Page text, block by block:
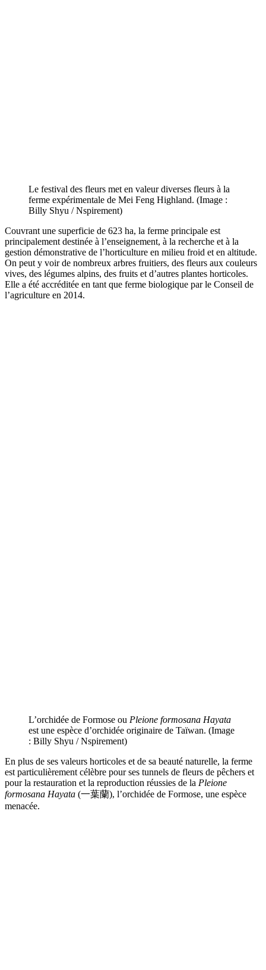
Le festival des fleurs met en valeur diverses fleurs à la
ferme expérimentale de Mei Feng Highland. (Image :
Billy Shyu / Nspirement)
Couvrant une superficie de 623 ha, la ferme principale est
principalement destinée à l’enseignement, à la recherche et à la
gestion démonstrative de l’horticulture en milieu froid et en altitude.
On peut y voir de nombreux arbres fruitiers, des fleurs aux couleurs
vives, des légumes alpins, des fruits et d’autres plantes horticoles.
Elle a été accréditée en tant que ferme biologique par le Conseil de
l’agriculture en 2014.
L’orchidée de Formose ou Pleione formosana Hayata
est une espèce d’orchidée originaire de Taïwan. (Image
: Billy Shyu / Nspirement)
En plus de ses valeurs horticoles et de sa beauté naturelle, la ferme
est particulièrement célèbre pour ses tunnels de fleurs de pêchers et
pour la restauration et la reproduction réussies de la Pleione
formosana Hayata (一葉蘭), l’orchidée de Formose, une espèce
menacée.